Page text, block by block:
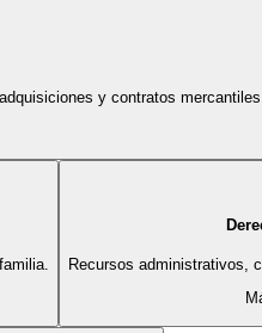
y contratos
Recursos administrativos,